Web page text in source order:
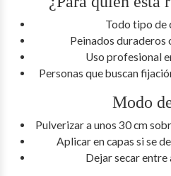
Todo tipo de
Peinados duraderos
Uso profesional
Personas que buscan
Modo
Pulverizar a unos 30 cm
Aplicar en capas si se
Dejar secar entre